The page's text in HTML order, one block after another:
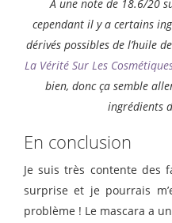
A une note de 18.6/20
cependant il y a certains
dérivés possibles de l’huile
La Vérité Sur Les
bien, donc ça semble
ingrédients
En conclusion
Je suis très contente des
surprise et je pourrais
problème ! Le mascara a